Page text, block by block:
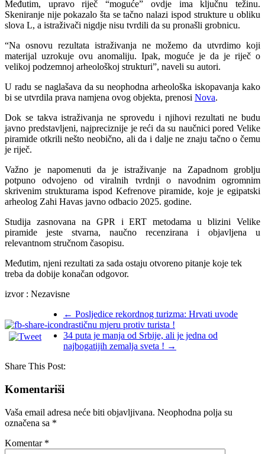
Međutim, upravo riječ “moguće” ovdje ima ključnu težinu.
Skeniranje nije pokazalo šta se tačno nalazi ispod strukture u obliku
slova L, a istraživači nigdje nisu tvrdili da su pronašli grobnicu.
“Na osnovu rezultata istraživanja ne možemo da utvrdimo koji
materijal uzrokuje ovu anomaliju. Ipak, moguće je da je riječ o
velikoj podzemnoj arheološkoj strukturi”, naveli su autori.
U radu se naglašava da su neophodna arheološka iskopavanja kako
bi se utvrdila prava namjena ovog objekta, prenosi Nova.
Dok se takva istraživanja ne sprovedu i njihovi rezultati ne budu
javno predstavljeni, najpreciznije je reći da su naučnici pored Velike
piramide otkrili nešto neobično, ali da i dalje ne znaju tačno o čemu
je riječ.
Važno je napomenuti da je istraživanje na Zapadnom groblju
potpuno odvojeno od viralnih tvrdnji o navodnim ogromnim
skrivenim strukturama ispod Kefrenove piramide, koje je egipatski
arheolog Zahi Havas javno odbacio 2025. godine.
Studija zasnovana na GPR i ERT metodama u blizini Velike
piramide jeste stvarna, naučno recenzirana i objavljena u
relevantnom stručnom časopisu.
Međutim, njeni rezultati za sada ostaju otvoreno pitanje koje tek
treba da dobije konačan odgovor.
izvor : Nezavisne
← Posljedice rekordnog turizma: Hrvati uvode
drastičnu mjeru protiv turista !
34 puta je manja od Srbije, ali je jedna od
najbogatijih zemalja sveta ! →
Share This Post:
Komentariši
Vaša email adresa neće biti objavljivana. Neophodna polja su
označena sa *
Komentar *